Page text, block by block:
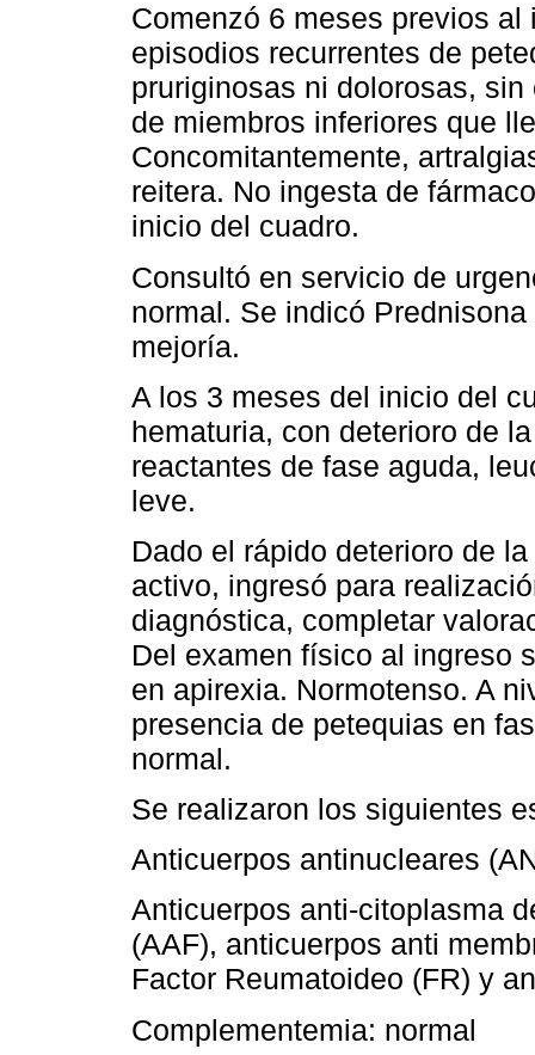
Comenzó 6 meses previos
episodios recurrentes de
pruriginosas ni dolorosas,
de miembros inferiores que
Concomitantemente,
reitera. No ingesta de
inicio del cuadro.
Consultó en servicio de
normal. Se indicó
mejoría.
A los 3 meses del inicio del
hematuria, con deterioro de
reactantes de fase aguda,
leve.
Dado el rápido deterioro de
activo, ingresó para
diagnóstica, completar
Del examen físico al ingreso
en apirexia. Normotenso. A
presencia de petequias en
normal.
Se realizaron los siguientes
Anticuerpos antinucleares
Anticuerpos anti-citoplasma
(AAF), anticuerpos anti
Factor Reumatoideo (FR) y
Complementemia: normal